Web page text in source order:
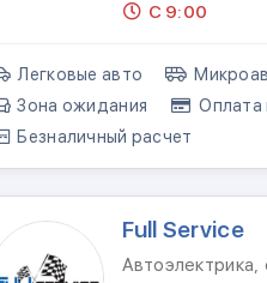
С 9:00
Легковые авто
Зона ожидания
Оплата
Безналичный расчет
Full Service